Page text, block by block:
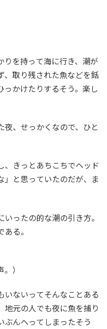
りを持って海に行き、潮が
、取り残された魚などを銛
かけたりするそう。楽し
、せっかくなので、ひと
、きっとあちこちでヘッド
」と思っていたのだが、ま
ったの的な潮の引き方。
る。
）
いないってそんなことある
元の人でも夜に魚を捕り
ぶんへってしまったそう